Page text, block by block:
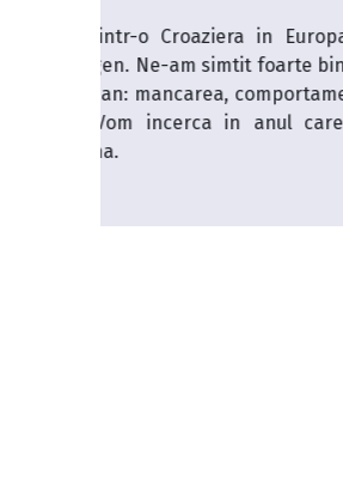
Am castigat
desfasurat la
vacanta, avem
vas pot spune
zi am vazut alt
Gagliari,
excelenta, cele
marii in orice
tuturor